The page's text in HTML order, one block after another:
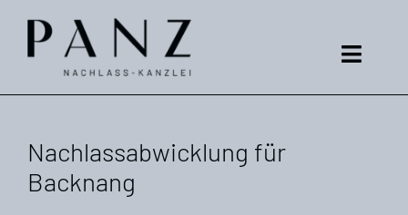
springen
Toggle
Nachlassabwicklung für
Backnang